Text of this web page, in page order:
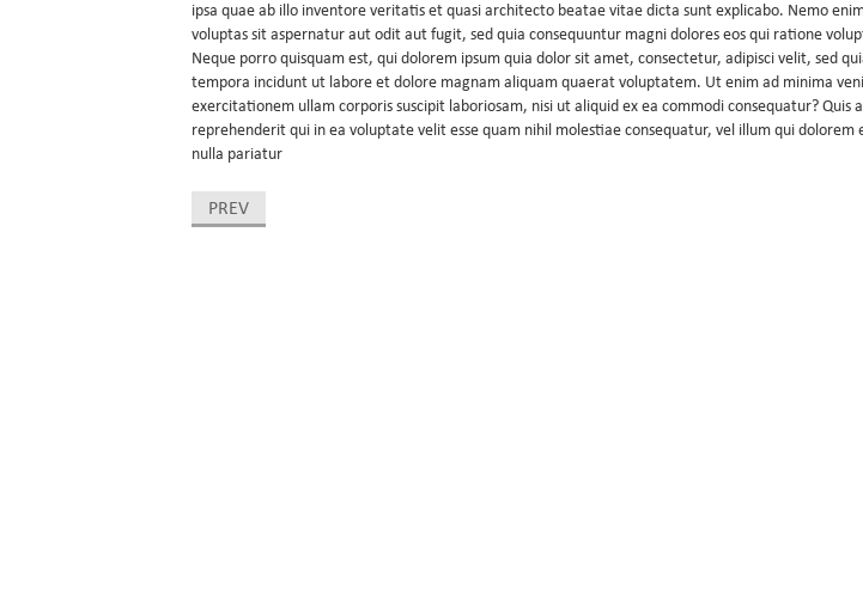
ipsa quae ab illo inventore veritatis et quasi architecto beatae vitae dicta sunt explicabo. Nemo
voluptas sit aspernatur aut odit aut fugit, sed quia consequuntur magni dolores eos qui ratione
Neque porro quisquam est, qui dolorem ipsum quia dolor sit amet, consectetur, adipisci velit, sed
tempora incidunt ut labore et dolore magnam aliquam quaerat voluptatem. Ut enim ad minima
exercitationem ullam corporis suscipit laboriosam, nisi ut aliquid ex ea commodi consequatur? Quis
reprehenderit qui in ea voluptate velit esse quam nihil molestiae consequatur, vel illum qui dolorem
nulla pariatur
PREV